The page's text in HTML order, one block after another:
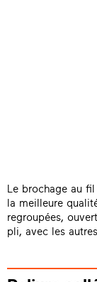
Le brochage au
la meilleure
regroupées,
pli, avec les